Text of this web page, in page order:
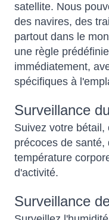
satellite. Nous
des navires, des
partout dans le
une règle
immédiatement,
spécifiques à
Surveillance
Suivez votre
précoces de
température
d'activité.
Surveillance